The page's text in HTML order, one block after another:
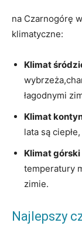
na ⁣Czarnogórę
klimatyczne:
Klimat
łagodnymi
Klimat
lata są
Klimat górski
‍temperatury
zimie.
Najlepszy